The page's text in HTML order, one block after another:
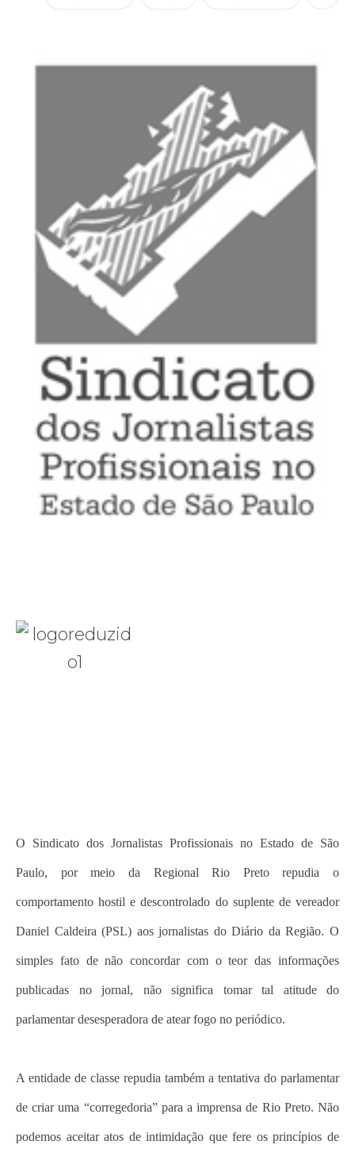
O Sindicato dos Jornalistas Profissionais no Estado de São
Paulo, por meio da Regional Rio Preto repudia o
comportamento hostil e descontrolado do suplente de vereador
Daniel Caldeira (PSL) aos jornalistas do Diário da Região. O
simples fato de não concordar com o teor das informações
publicadas no jornal, não significa tomar tal atitude do
parlamentar desesperadora de atear fogo no periódico.
A entidade de classe repudia também a tentativa do parlamentar
de criar uma “corregedoria” para a imprensa de Rio Preto. Não
podemos aceitar atos de intimidação que fere os princípios de